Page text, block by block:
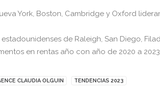
York, Boston, Cambridge y Oxford
de Raleigh, San Diego,
en rentas año con año de 2020 a
CLAUDIA OLGUIN TENDENCIAS 2023